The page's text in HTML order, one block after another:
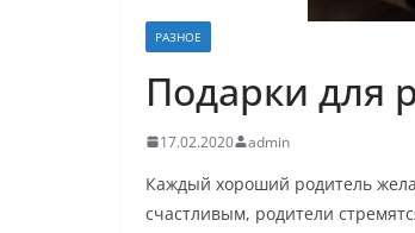
РАЗНОЕ
Подарки для
17.02.2020 admin
Каждый хороший родитель
счастливым, родители